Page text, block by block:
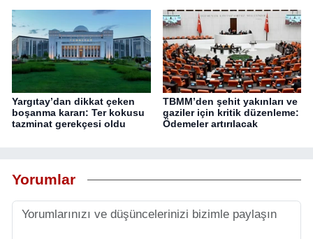
Yargıtay’dan dikkat çeken
boşanma kararı: Ter kokusu
tazminat gerekçesi oldu
TBMM’den şehit yakınları ve
gaziler için kritik düzenleme:
Ödemeler artırılacak
Yorumlar